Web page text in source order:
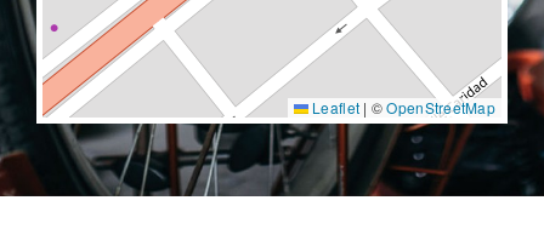
Leaflet | ©OpenStreetMap